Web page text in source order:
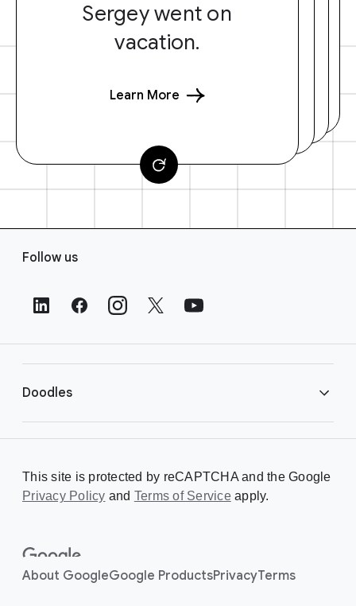
Sergey went on
vacation.
Learn More
s
Follow us
Doodles
Creating a Doodle
About
This site is protected by reCAPTCHA and the Google
Privacy Policy and Terms of Serviceapply.
About GoogleGoogle ProductsPrivacyTerms